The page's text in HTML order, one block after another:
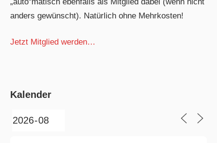
anders gewünscht). Natürlich ohne Mehrkosten!
Jetzt Mitglied werden…
Kalender